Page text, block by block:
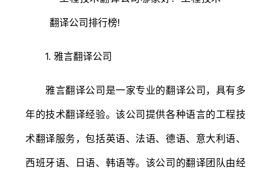
1. 雅言翻译公司
雅言翻译公司是一家专业的翻译公司，具有多
年的技术翻译经验。该公司提供各种语言的工程技
术翻译服务，包括英语、法语、德语、意大利语、
西班牙语、日语、韩语等。该公司的翻译团队由经